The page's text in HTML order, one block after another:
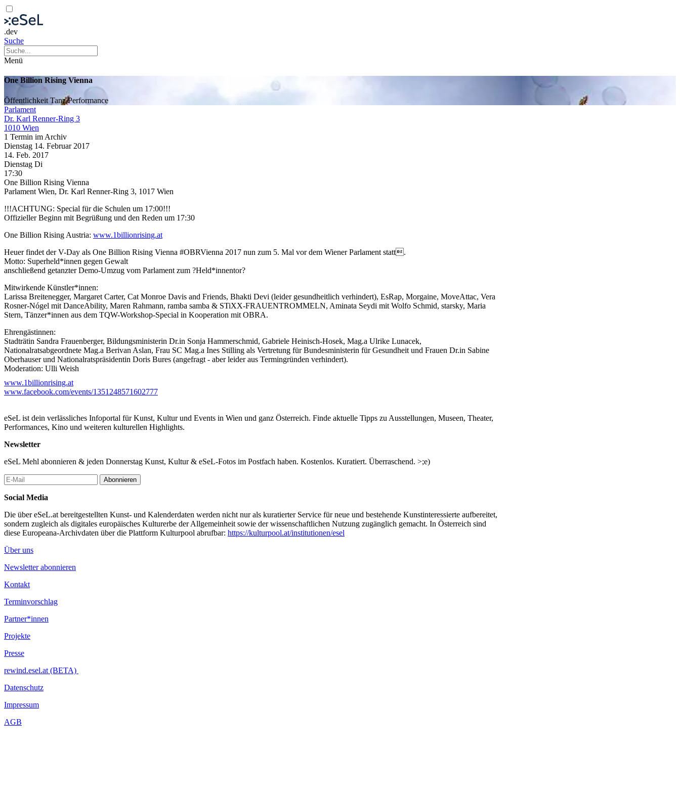
.dev
Suche
Menü
One Billion Rising Vienna
Öffentlichkeit TanzPerformance
Parlament
Dr. Karl Renner-Ring 3
1010 Wien
1 Termin im Archiv
Dienstag 14. Februar 2017
14. Feb. 2017
Dienstag Di
17:30
One Billion Rising Vienna
Parlament Wien, Dr. Karl Renner-Ring 3, 1017 Wien
!!!ACHTUNG: Special für die Schulen um 17:00!!!
Offizieller Beginn mit Begrüßung und den Reden um 17:30
One Billion Rising Austria: www.1billionrising.at
Heuer findet der V-Day als One Billion Rising Vienna #OBRVienna 2017 nun zum 5. Mal vor dem Wiener Parlament statt.
Motto: Superheld*innen gegen Gewalt
anschließend getanzter Demo-Umzug vom Parlament zum ?Held*innentor?
Mitwirkende Künstler*innen:
Larissa Breitenegger, Margaret Carter, Cat Monroe Davis and Friends, Bhakti Devi (leider gesundheitlich verhindert), EsRap, Morgaine, MoveAttac, Vera
Rosner-Nógel mit DanceAbility, Maren Rahmann, ramba samba & STiXX-FRAUENTROMMELN, Aminata Seydi mit Wolfo Schmid, starsky, Maria
Stern, Tänzer*innen aus dem TQW-Workshop-Special in Kooperation mit OBRA.
Ehrengästinnen:
Stadträtin Sandra Frauenberger, Bildungsministerin Dr.in Sonja Hammerschmid, Gabriele Heinisch-Hosek, Mag.a Ulrike Lunacek,
Nationalratsabgeordnete Mag.a Berivan Aslan, Frau SC Mag.a Ines Stilling als Vertretung für Bundesministerin für Gesundheit und Frauen Dr.in Sabine
Oberhauser und Nationalratspräsidentin Doris Bures (angefragt - aber leider aus Termingründen verhindert).
Moderation: Ulli Weish
Mit Tanz und Gesang, Trommeln und anderen Musikinstrumenten, rufen wir gemeinsam laut und deutlich für ein
Ende der Gewalt an Frauen* und Mädchen*
...Mehr lesen
www.1billionrising.at
www.facebook.com/events/1351248571602777
eSeL ist dein verlässliches Infoportal für Kunst, Kultur und Events in Wien und ganz Österreich. Finde aktuelle Tipps zu Ausstellungen, Museen, Theater,
Performances, Kino und weiteren kulturellen Highlights.
Newsletter
eSeL Mehl abonnieren & jeden Donnerstag Kunst, Kultur & eSeL-Fotos im Postfach haben. Kostenlos. Kuratiert. Überraschend. >;e)
Abonnieren
Social Media
Die über eSeL.at bereitgestellten Kunst- und Kalenderdaten werden nicht nur als kuratierter Service für neue und bestehende Kunstinteressierte aufbereitet,
sondern zugleich als digitales europäisches Kulturerbe der Allgemeinheit sowie der wissenschaftlichen Nutzung zugänglich gemacht. In Österreich sind
diese Europeana-Archivdaten über die Plattform Kulturpool abrufbar: https://kulturpool.at/institutionen/esel
Über uns
Newsletter abonnieren
Kontakt
Terminvorschlag
Partner*innen
Projekte
Presse
rewind.esel.at (BETA)
Datenschutz
Impressum
AGB